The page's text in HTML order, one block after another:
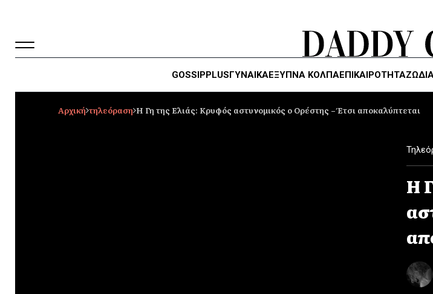
GOSSIPPLUSΓΥΝΑΙΚΑΈΞΥΠΝΑ ΚΌΛΠΑΕΠΙΚΑΙΡΟΤΗΤΑ
Αρχική τηλεόραση Η Γη της Ελιάς: Κρυφός αστυνομικός ο Ορέστης – Έτσι αποκαλύπτεται
Η